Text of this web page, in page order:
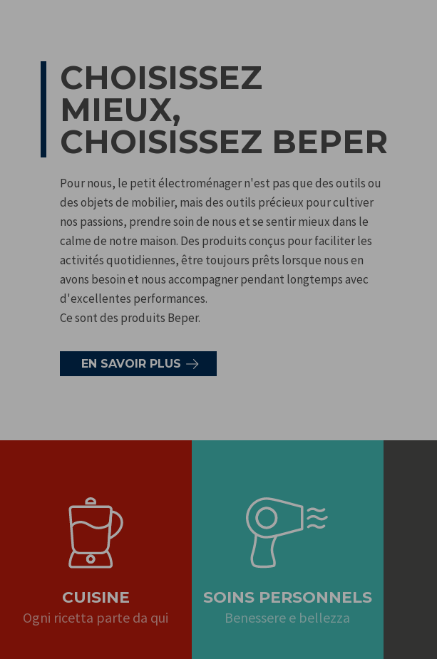
CHOISISSEZ
MIEUX,
CHOISISSEZ BEPER
Pour nous, le petit électroménager n'est pas que des outils ou
des objets de mobilier, mais des outils précieux pour cultiver
nos passions, prendre soin de nous et se sentir mieux dans le
calme de notre maison. Des produits conçus pour faciliter les
activités quotidiennes, être toujours prêts lorsque nous en
avons besoin et nous accompagner pendant longtemps avec
d'excellentes performances.
Ce sont des produits Beper.
EN SAVOIR PLUS
CUISINE
Ogni ricetta parte da qui
SOINS PERSONNELS
Benessere e bellezza